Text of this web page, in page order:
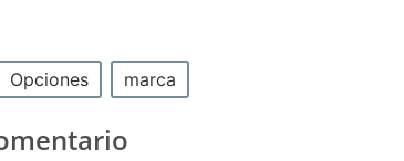
Opciones marca